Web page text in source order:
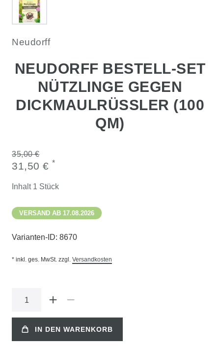
Neudorff
NEUDORFF BESTELL-SET
NÜTZLINGE GEGEN
DICKMAULRÜSSLER (100
QM)
35,00 €
31,50 € *
Inhalt 1 Stück
VERSAND AB 17.08.2026
Varianten-ID: 8670
* inkl. ges. MwSt. zzgl. Versandkosten
IN DEN WARENKORB